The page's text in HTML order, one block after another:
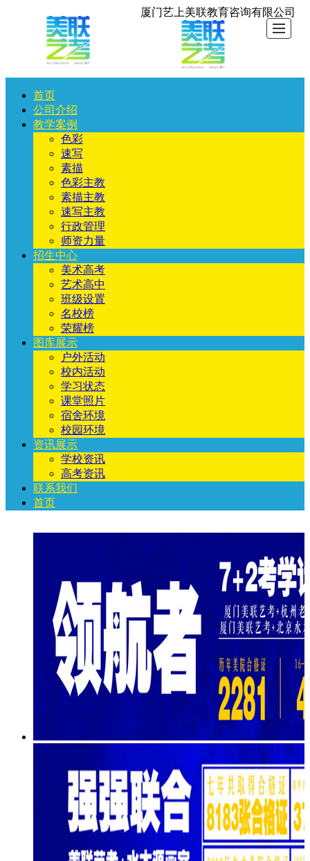
厦门艺上美联教育咨询有限公司
首
司
介
绍
学
例
生 库 讯 系 页
首页
公司介绍
教学案例
色彩
速写
素描
色彩主教
素描主教
速写主教
行政管理
师资力量
招生中心
美术高考
艺术高中
班级设置
名校榜
荣耀榜
图库展示
户外活动
校内活动
学习状态
课堂照片
宿舍环境
校园环境
资讯展示
学校资讯
高考资讯
联系我们
首页